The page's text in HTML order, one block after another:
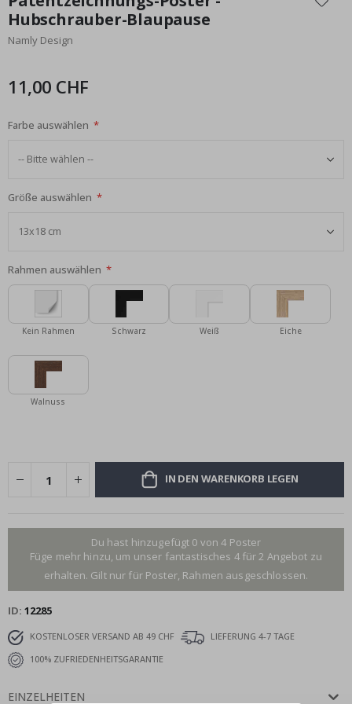
der
Bildgalerie
springen
Hubschrauber-Blaupause
Namly Design
11,00 CHF
Farbe auswählen
Größe auswählen
Rahmen auswählen
Kein Rahmen Schwarz Weiß Eiche
Walnuss
IN DEN WARENKORB LEGEN
Du hast hinzugefügt 0 von 4 Poster
Füge mehr hinzu, um unser fantastisches 4 für 2 Angebot zu
erhalten. Gilt nur für Poster, Rahmen ausgeschlossen.
ID 12285
KOSTENLOSER VERSAND AB 49 CHF
LIEFERUNG 4-7 TAGE
100% ZUFRIEDENHEITSGARANTIE
EINZELHEITEN